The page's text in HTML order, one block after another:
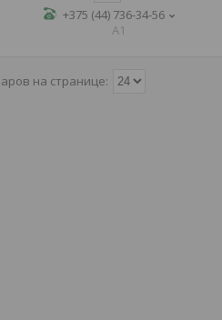
+375 (44) 736-34-56
A1